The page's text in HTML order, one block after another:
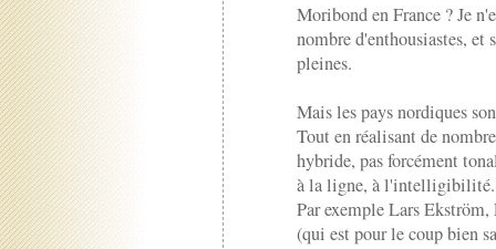
Moribond en France ? Je
nombre d'enthousiastes,
pleines.
Mais les pays nordiques
Tout en réalisant de
hybride, pas forcément
à la ligne, à l'intelligibilité.
Par exemple Lars
(qui est pour le coup bien